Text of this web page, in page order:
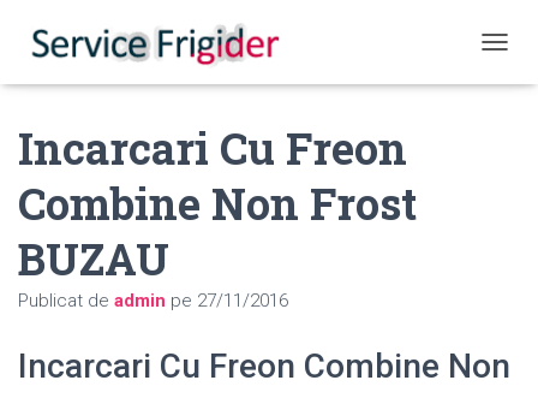
Incarcari Cu Freon
Combine Non Frost
BUZAU
Publicat de admin pe 27/11/2016
Incarcari Cu Freon Combine Non